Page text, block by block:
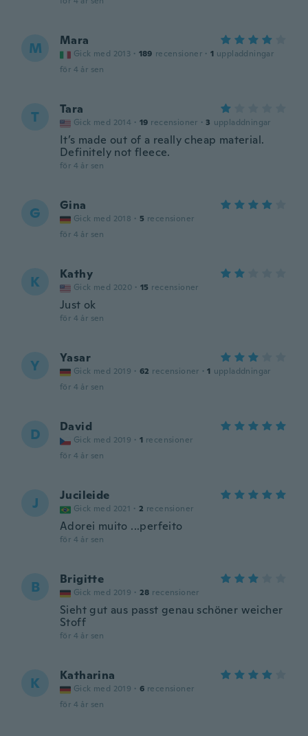
M Mara
Gick med 2013 · 189 recensioner · 1 uppladdningar
för 4 år sen
T Tara
Gick med 2014 · 19 recensioner · 3 uppladdningar
It’s made out of a really cheap material.
Definitely not fleece.
för 4 år sen
G Gina
Gick med 2018 · 5 recensioner
för 4 år sen
K Kathy
Gick med 2020 · 15 recensioner
Just ok
för 4 år sen
Y Yasar
Gick med 2019 · 62 recensioner · 1 uppladdningar
för 4 år sen
D David
Gick med 2019 · 1 recensioner
för 4 år sen
J Jucileide
Gick med 2021 · 2 recensioner
Adorei muito ...perfeito
för 4 år sen
B Brigitte
Gick med 2019 · 28 recensioner
Sieht gut aus passt genau schöner weicher
Stoff
för 4 år sen
K Katharina
Gick med 2019 · 6 recensioner
för 4 år sen